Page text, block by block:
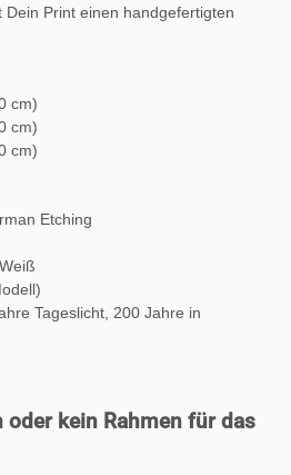
Print einen handgefertigten
cm)
cm)
cm)
Etching
Tageslicht, 200 Jahre in
oder kein Rahmen für das